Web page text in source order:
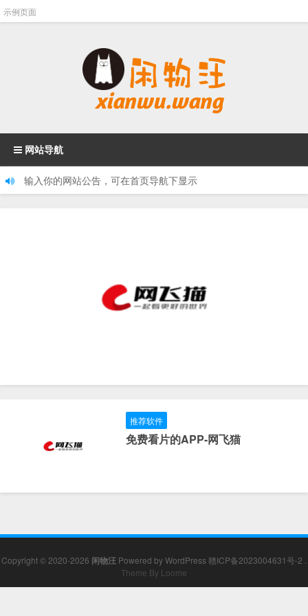
示例页面
网站导航
输入你的网站公告，可在首页导航下显示
推荐软件
免费看片的APP-网飞猫
Copyright © 2020-2026 闲物汪 Powered byWordPress 赣ICP备2023004631号-2 .
Theme By Loome